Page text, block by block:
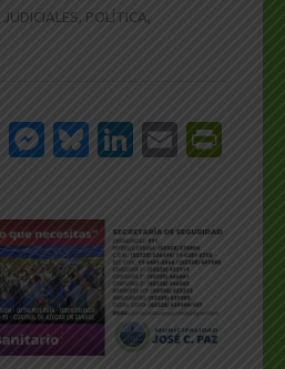
JUDICIALES, POLÍTICA ,
Facebook
Messenger
Bluesky
LinkedIn
Email